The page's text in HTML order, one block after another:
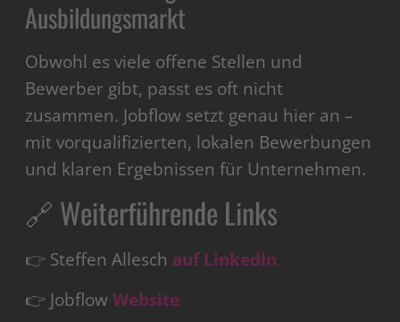
Ausbildungsmarkt
Obwohl es viele offene Stellen und
Bewerber gibt, passt es oft nicht
zusammen. Jobflow setzt genau hier an –
mit vorqualifizierten, lokalen Bewerbungen
und klaren Ergebnissen für Unternehmen.
🔗 Weiterführende Links
👉 Steffen Allesch auf LinkedIn
👉 JobflowWebsite